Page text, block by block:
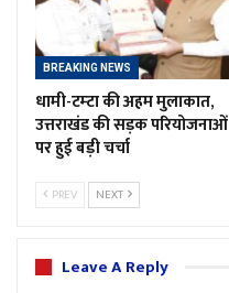
BREAKING NEWS
धामी-टम्टा की अहम मुलाकात,
उत्तराखंड की सड़क परियोजनाओं
पर हुई बड़ी चर्चा
PREV NEXT
Leave A Reply